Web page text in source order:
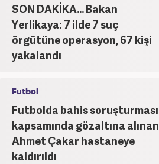
SON DAKİKA... Bakan
Yerlikaya: 7 ilde 7 suç
örgütüne operasyon, 67 kişi
yakalandı
Futbol
Futbolda bahis soruşturması
kapsamında gözaltına alınan
Ahmet Çakar hastaneye
kaldırıldı